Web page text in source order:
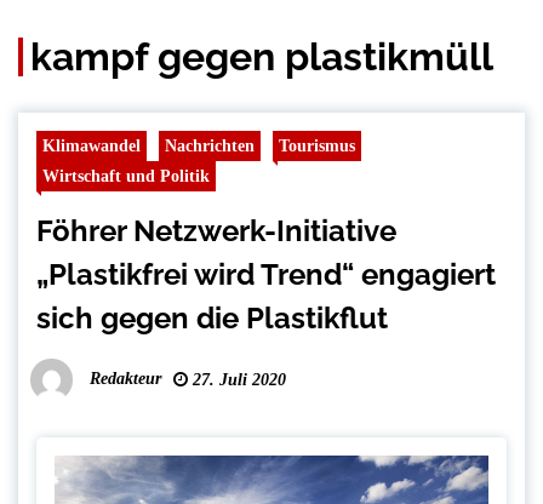
kampf gegen plastikmüll
Klimawandel Nachrichten
Tourismus
Wirtschaft und Politik
Föhrer Netzwerk-Initiative
„Plastikfrei wird Trend“ engagiert
sich gegen die Plastikflut
Redakteur 27. Juli 2020